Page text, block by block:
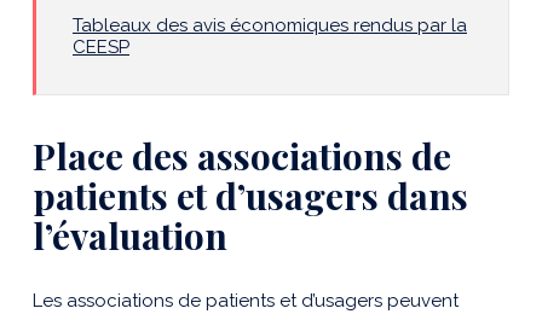
Tableaux des avis économiques rendus par la
CEESP
Place des associations de
patients et d’usagers dans
l’évaluation
Les associations de patients et d’usagers peuvent